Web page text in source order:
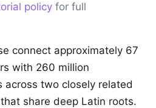
policy for full
connect approximately 67
with 260 million
across two closely related
share deep Latin roots.